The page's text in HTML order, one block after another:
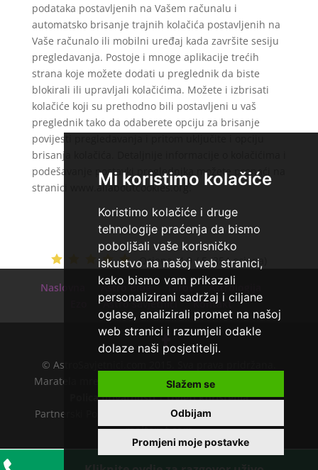
Mi koristimo kolačiće
Koristimo kolačiće i druge
tehnologije praćenja da bismo
poboljšali vaše korisničko
iskustvo na našoj web stranici,
kako bismo vam prikazali
personalizirani sadržaj i ciljane
oglase, analizirali promet na našoj
web stranici i razumjeli odakle
dolaze naši posjetitelji.
Slažem se
Odbijam
Promjeni moje postavke
podataka postavljenih na Vašem računalu i
automatsko brisanje trajnih kolačića postavljenih na
Vaše računalo ili mobilni uređaj kada završite sesiju
pregledavanja. Postoje i mnoge aplikacije trećih
strana koje možete dodati u preglednik da biste
blokirali ili upravljali kolačićima. Možete i izbrisati
kolačiće koji su prethodno bili postavljeni u vaš
preglednik tako da odaberete opciju za brisanje
povijesti pregledavanja i pritom uključite i opciju
brisanja kolačića. Detaljnije informacije o kolačićima i
podešavanje postavki preglednika možete pronaći na
stranici www.allaboutcookies.org.
Ocjena: 4.9 / 5 (354 ocjena)
Naslovna
Astro Blog Tarot
Astrologija
Astro savjetnici Kontakt
© AstroSavjetnici.com 2015. Sva prava pridržana.
Maratela mreže d.o.o. - 072700700 - +18 |
Polica privatnosti|Uvjeti korištenja
Partnerski Portali:
astrologijatarot.com
mojtarot.com